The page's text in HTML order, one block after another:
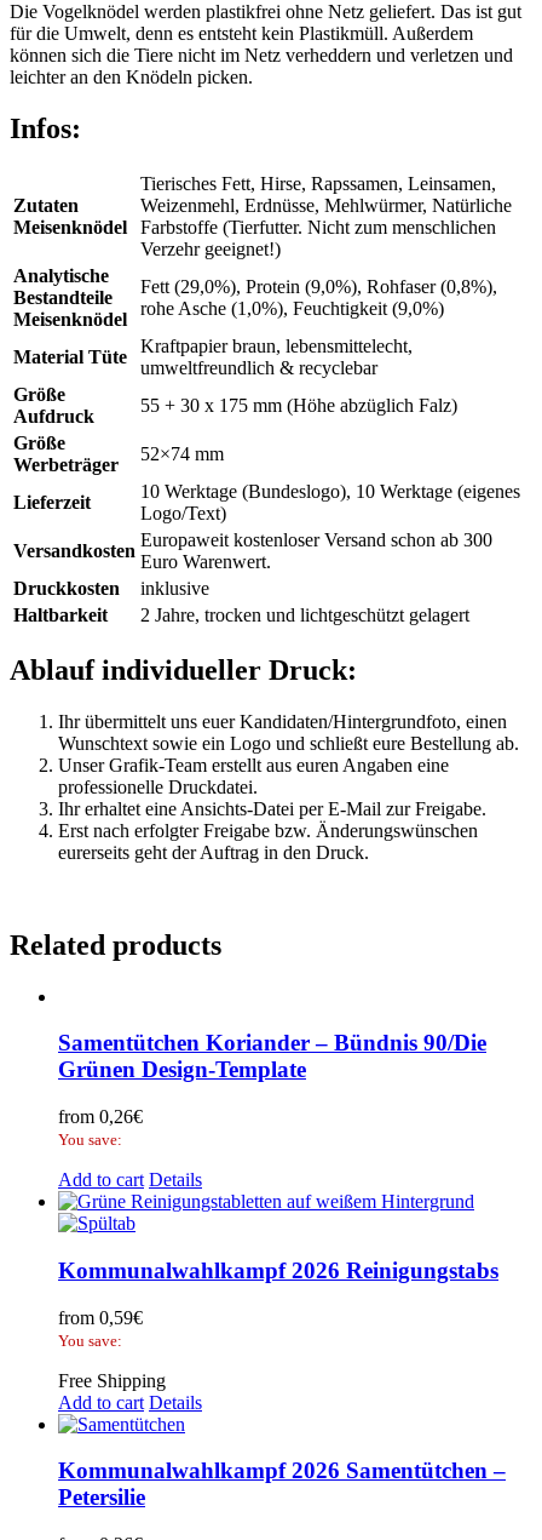
Die Vogelknödel werden plastikfrei ohne Netz geliefert. Das ist gut
für die Umwelt, denn es entsteht kein Plastikmüll. Außerdem
können sich die Tiere nicht im Netz verheddern und verletzen und
leichter an den Knödeln picken.
Infos:
Zutaten
Meisenknödel
Tierisches Fett, Hirse, Rapssamen, Leinsamen,
Weizenmehl, Erdnüsse, Mehlwürmer, Natürliche
Farbstoffe (Tierfutter. Nicht zum menschlichen
Verzehr geeignet!)
Analytische
Bestandteile
Meisenknödel
Fett (29,0%), Protein (9,0%), Rohfaser (0,8%),
rohe Asche (1,0%), Feuchtigkeit (9,0%)
Material Tüte
Kraftpapier braun, lebensmittelecht,
umweltfreundlich & recyclebar
Größe
Aufdruck
55 + 30 x 175 mm (Höhe abzüglich Falz)
Größe
Werbeträger
52×74 mm
Lieferzeit
10 Werktage (Bundeslogo), 10 Werktage (eigenes
Logo/Text)
Versandkosten
Europaweit kostenloser Versand schon ab 300
Euro Warenwert.
Druckkosten
inklusive
Haltbarkeit
2 Jahre, trocken und lichtgeschützt gelagert
Ablauf individueller Druck:
Ihr übermittelt uns euer Kandidaten/Hintergrundfoto, einen
Wunschtext sowie ein Logo und schließt eure Bestellung ab.
Unser Grafik-Team erstellt aus euren Angaben eine
professionelle Druckdatei.
Ihr erhaltet eine Ansichts-Datei per E-Mail zur Freigabe.
Erst nach erfolgter Freigabe bzw. Änderungswünschen
eurerseits geht der Auftrag in den Druck.
Related products
Samentütchen Koriander – Bündnis 90/Die
Grünen Design-Template
from 0,26€
You save:
Add to cart Details
Kommunalwahlkampf 2026 Reinigungstabs
from 0,59€
You save:
Free Shipping
Add to cart Details
Kommunalwahlkampf 2026 Samentütchen –
Petersilie